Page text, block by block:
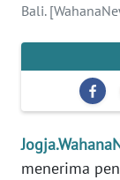
Bali.
menerima
MEDIA
REDAKSI
KARIR